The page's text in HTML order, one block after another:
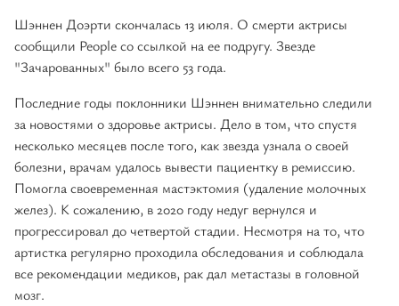
Шэннен Доэрти скончалась 13 июля. О смерти актрисы
сообщили People со ссылкой на ее подругу. Звезде
"Зачарованных" было всего 53 года.
Последние годы поклонники Шэннен внимательно следили
за новостями о здоровье актрисы. Дело в том, что спустя
несколько месяцев после того, как звезда узнала о своей
болезни, врачам удалось вывести пациентку в ремиссию.
Помогла своевременная мастэктомия (удаление молочных
желез). К сожалению, в 2020 году недуг вернулся и
прогрессировал до четвертой стадии. Несмотря на то, что
артистка регулярно проходила обследования и соблюдала
все рекомендации медиков, рак дал метастазы в головной
мозг.